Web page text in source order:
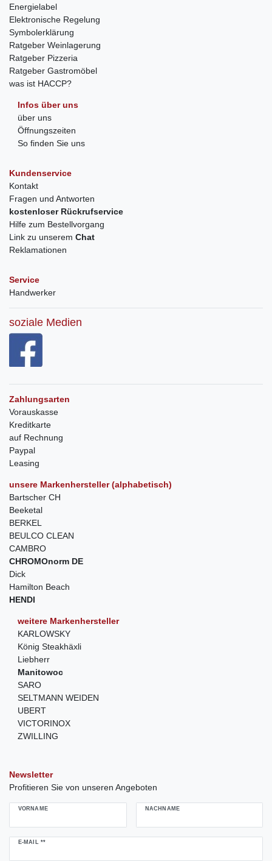
Energielabel
Elektronische Regelung
Symbolerklärung
Ratgeber Weinlagerung
Ratgeber Pizzeria
Ratgeber Gastromöbel
was ist HACCP?
Infos über uns
über uns
Öffnungszeiten
So finden Sie uns
Kundenservice
Kontakt
Fragen und Antworten
kostenloser Rückrufservice
Hilfe zum Bestellvorgang
Link zu unserem Chat
Reklamationen
Service
Handwerker
soziale Medien
Zahlungsarten
Vorauskasse
Kreditkarte
auf Rechnung
Paypal
Leasing
unsere Markenhersteller (alphabetisch)
Bartscher CH
Beeketal
BERKEL
BEULCO CLEAN
CAMBRO
CHROMOnorm DE
Dick
Hamilton Beach
HENDI
weitere Markenhersteller
KARLOWSKY
König Steakhäxli
Liebherr
Manitowoc
SARO
SELTMANN WEIDEN
UBERT
VICTORINOX
ZWILLING
Newsletter
Profitieren Sie von unseren Angeboten
VORNAME NACHNAME
E-MAIL **
Newsletter